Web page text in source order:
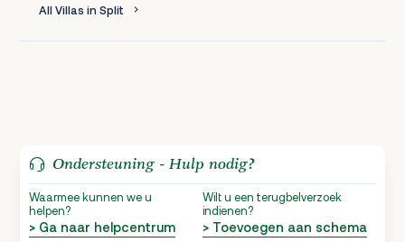
All Villas in Split
Ondersteuning - Hulp nodig?
Waarmee kunnen we u
helpen?
> Ga naar helpcentrum
Wilt u een terugbelverzoek
indienen?
> Toevoegen aan schema